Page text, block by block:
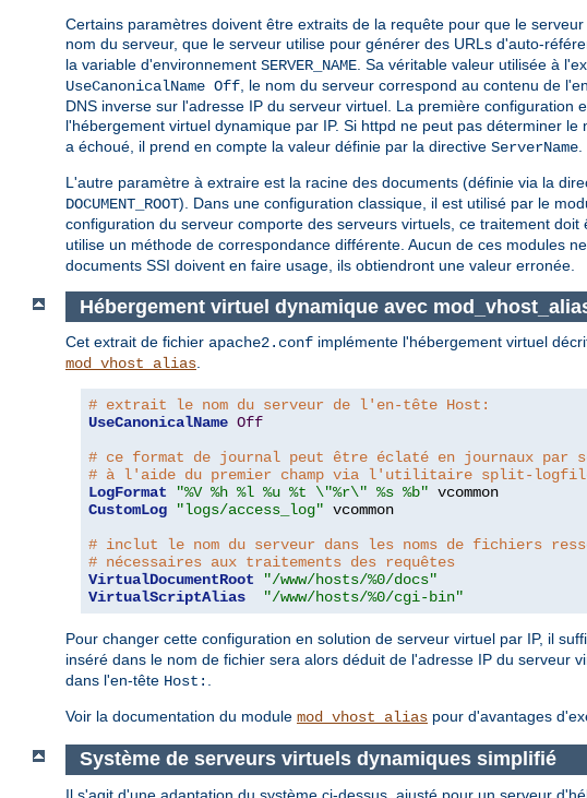
Certains paramètres doivent être extraits de la requête pour que le
nom du serveur, que le serveur utilise pour générer des URLs d'auto-
la variable d'environnement SERVER_NAME . Sa véritable valeur utilisée à
UseCanonicalName Off , le nom du serveur correspond au contenu de
DNS inverse sur l'adresse IP du serveur virtuel. La première
l'hébergement virtuel dynamique par IP. Si httpd ne peut pas déterminer
a échoué, il prend en compte la valeur définie par la directive ServerName
L'autre paramètre à extraire est la racine des documents (définie via la
DOCUMENT_ROOT). Dans une configuration classique, il est utilisé par le
configuration du serveur comporte des serveurs virtuels, ce traitement
utilise un méthode de correspondance différente. Aucun de ces modules
documents SSI doivent en faire usage, ils obtiendront une valeur erronée.
Hébergement virtuel dynamique avec
Cet extrait de fichier apache2.conf implémente l'hébergement virtuel
mod_vhost_alias.
# extrait le nom du serveur de l'en-tête Host:
UseCanonicalName Off
# ce format de journal peut être éclaté en journaux par
# à l'aide du premier champ via l'utilitaire split-
LogFormat
"%V %h %l %u %t \"%r\" %s %b"
CustomLog
"logs/access_log" vcommon
# inclut le nom du serveur dans les noms de fichiers
# nécessaires aux traitements des requêtes
VirtualDocumentRoot
"/www/hosts/%0/docs"
VirtualScriptAlias
"/www/hosts/%0/cgi-bin"
Pour changer cette configuration en solution de serveur virtuel par IP, il
inséré dans le nom de fichier sera alors déduit de l'adresse IP du serveur
dans l'en-tête Host: .
Voir la documentation du module mod_vhost_alias pour d'avantages
Système de serveurs virtuels dynamiques simplifié